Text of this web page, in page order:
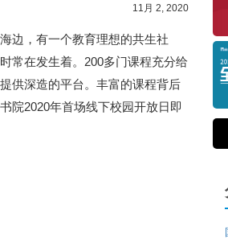
11月 2, 2020
边，有一个教育理想的共生社
常在发生着。200多门课程充分给
供深造的平台。丰富的课程背后
院2020年首场线下校园开放日即